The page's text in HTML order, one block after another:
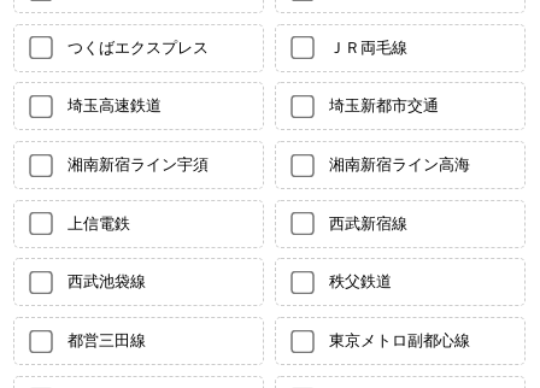
つくばエクスプレス ＪＲ両毛線
埼玉高速鉄道 埼玉新都市交通
湘南新宿ライン宇須 湘南新宿ライン高海
上信電鉄 西武新宿線
西武池袋線 秩父鉄道
都営三田線 東京メトロ副都心線